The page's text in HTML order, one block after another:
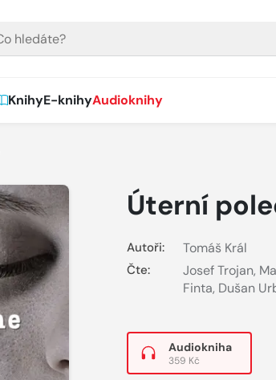
KnihyE-knihyAudioknihy
Úterní
Autoři: Tomáš Král
Čte: Josef Trojan,
Finta, Dušan
Audiokniha
359 Kč